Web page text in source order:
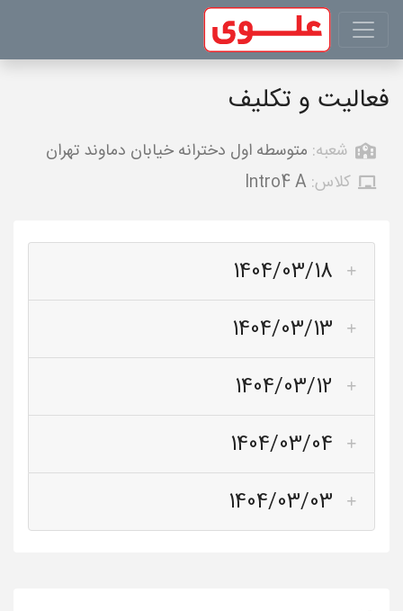
فعالیت و تکلیف
شعبه: متوسطه اول دخترانه خیابان دماوند تهران
کلاس: Intro4 A
1404/03/18
1404/03/13
1404/03/12
1404/03/04
1404/03/03